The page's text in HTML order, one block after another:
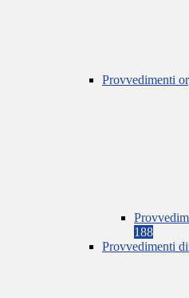
Provvedimenti
188
Provvedimenti